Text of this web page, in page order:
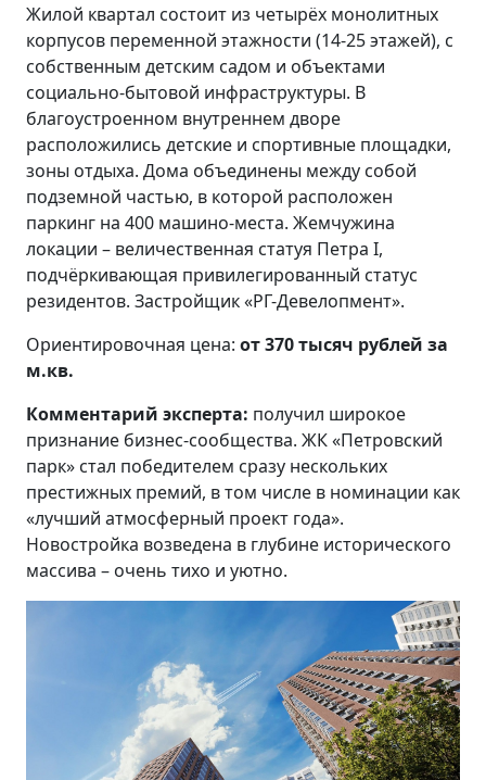
Жилой квартал состоит из четырёх монолитных
корпусов переменной этажности (14-25 этажей), с
собственным детским садом и объектами
социально-бытовой инфраструктуры. В
благоустроенном внутреннем дворе
расположились детские и спортивные площадки,
зоны отдыха. Дома объединены между собой
подземной частью, в которой расположен
паркинг на 400 машино-места. Жемчужина
локации – величественная статуя Петра I,
подчёркивающая привилегированный статус
резидентов. Застройщик «РГ-Девелопмент».
Ориентировочная цена: от 370 тысяч рублей за
м.кв.
Комментарий эксперта: получил широкое
признание бизнес-сообщества. ЖК «Петровский
парк» стал победителем сразу нескольких
престижных премий, в том числе в номинации как
«лучший атмосферный проект года».
Новостройка возведена в глубине исторического
массива – очень тихо и уютно.